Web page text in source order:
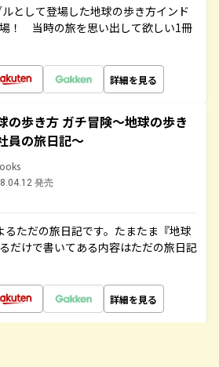
として登場した地球の歩き方インド
！ 当時の旅を思い出して欲しい1冊
詳細を見る
の歩き方 ガチ冒険～地球の歩き
員の旅日記～
発売
ただの旅日記です。たまたま『地球
だけで書いてある内容はただの旅日記
詳細を見る